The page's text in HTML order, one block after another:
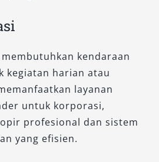
mobil serbaguna
dari varian Xpander
Salsa Wisata memastikan
pengalaman
sesuai kebutuhan dan
kami tersedia dalam
kendaraan
kegiatan harian atau
layanan
untuk korporasi,
profesional dan sistem
yang efisien.